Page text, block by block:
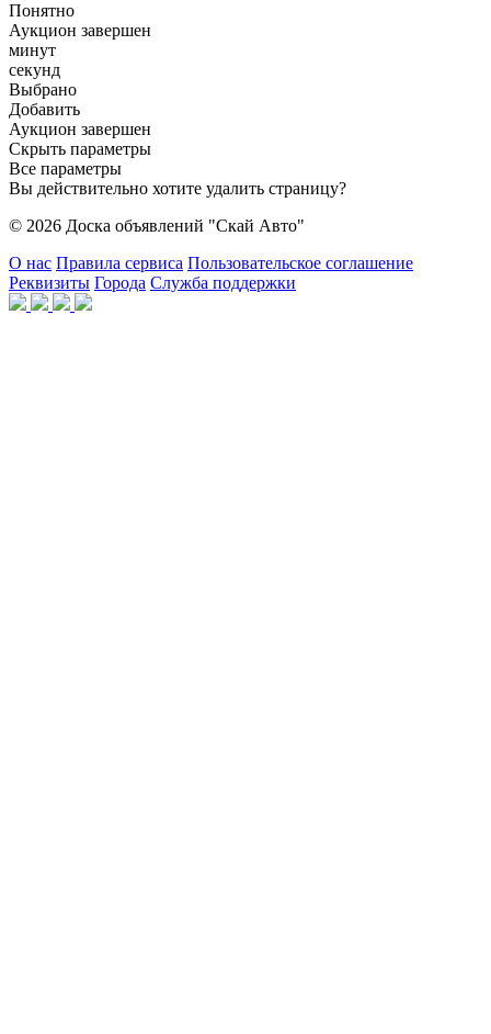
Понятно
Аукцион завершен
минут
секунд
Выбрано
Добавить
Аукцион завершен
Скрыть параметры
Все параметры
Вы действительно хотите удалить страницу?
© 2026 Доска объявлений "Скай Авто"
О нас Правила сервиса Пользовательское соглашение
Реквизиты Города Служба поддержки